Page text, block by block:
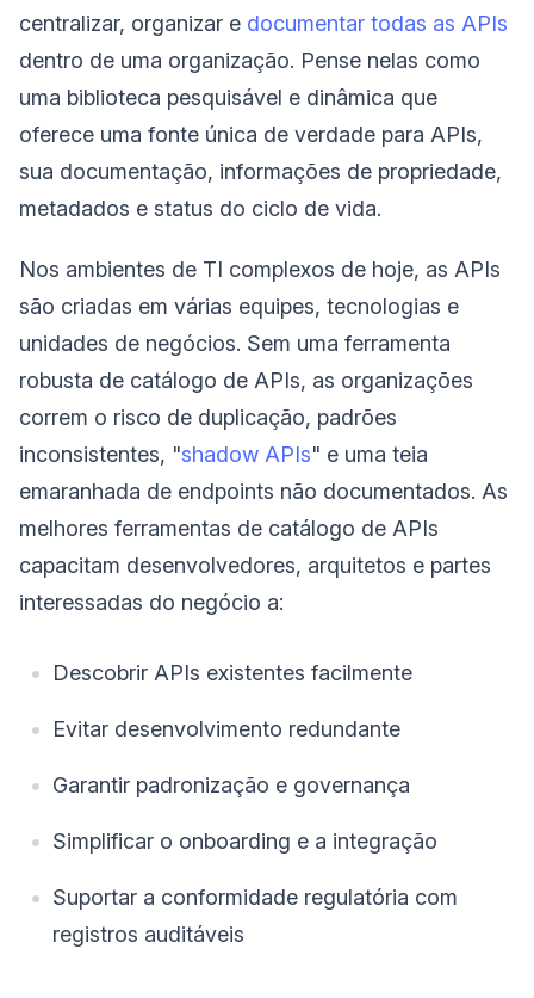
centralizar, organizar e documentar todas as APIs
dentro de uma organização. Pense nelas como
uma biblioteca pesquisável e dinâmica que
oferece uma fonte única de verdade para APIs,
sua documentação, informações de propriedade,
metadados e status do ciclo de vida.
Nos ambientes de TI complexos de hoje, as APIs
são criadas em várias equipes, tecnologias e
unidades de negócios. Sem uma ferramenta
robusta de catálogo de APIs, as organizações
correm o risco de duplicação, padrões
inconsistentes, "shadow APIs" e uma teia
emaranhada de endpoints não documentados. As
melhores ferramentas de catálogo de APIs
capacitam desenvolvedores, arquitetos e partes
interessadas do negócio a:
Descobrir APIs existentes facilmente
Evitar desenvolvimento redundante
Garantir padronização e governança
Simplificar o onboarding e a integração
Suportar a conformidade regulatória com
registros auditáveis